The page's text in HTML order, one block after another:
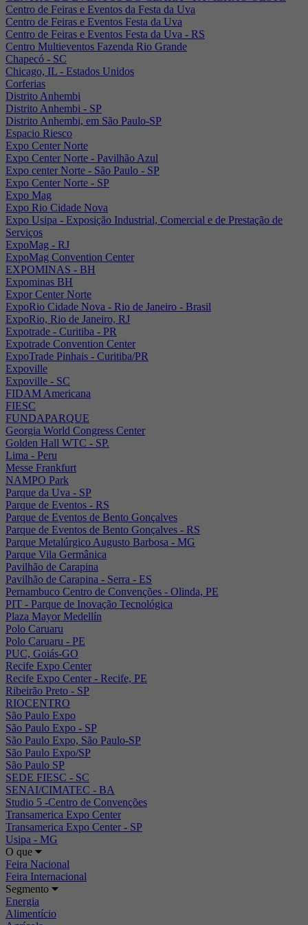
Centro de Feiras e Eventos da Festa da Uva
Centro de Feiras e Eventos Festa da Uva
Centro de Feiras e Eventos Festa da Uva - RS
Centro Multieventos Fazenda Rio Grande
Chapecó - SC
Chicago, IL - Estados Unidos
Corferias
Distrito Anhembi
Distrito Anhembi - SP
Distrito Anhembi, em São Paulo-SP
Espacio Riesco
Expo Center Norte
Expo Center Norte - Pavilhão Azul
Expo center Norte - São Paulo - SP
Expo Center Norte - SP
Expo Mag
Expo Rio Cidade Nova
Expo Usipa - Exposição Industrial, Comercial e de Prestação de
Serviços
ExpoMag - RJ
ExpoMag Convention Center
EXPOMINAS - BH
Expominas BH
Expor Center Norte
ExpoRio Cidade Nova - Rio de Janeiro - Brasil
ExpoRio, Rio de Janeiro, RJ
Expotrade - Curitiba - PR
Expotrade Convention Center
ExpoTrade Pinhais - Curitiba/PR
Expoville
Expoville - SC
FIDAM Americana
FIESC
FUNDAPARQUE
Georgia World Congress Center
Golden Hall WTC - SP.
Lima - Peru
Messe Frankfurt
NAMPO Park
Parque da Uva - SP
Parque de Eventos - RS
Parque de Eventos de Bento Gonçalves
Parque de Eventos de Bento Gonçalves - RS
Parque Metalúrgico Augusto Barbosa - MG
Parque Vila Germânica
Pavilhão de Carapina
Pavilhão de Carapina - Serra - ES
Pernambuco Centro de Convenções - Olinda, PE
PIT - Parque de Inovação Tecnológica
Plaza Mayor Medellín
Polo Caruaru
Polo Caruaru - PE
PUC, Goiás-GO
Recife Expo Center
Recife Expo Center - Recife, PE
Ribeirão Preto - SP
RIOCENTRO
São Paulo Expo
São Paulo Expo - SP
São Paulo Expo, São Paulo-SP
São Paulo Expo/SP
São Paulo SP
SEDE FIESC - SC
SENAI/CIMATEC - BA
Studio 5 -Centro de Convenções
Transamerica Expo Center
Transamerica Expo Center - SP
Usipa - MG
O que
Feira Nacional
Feira Internacional
Segmento
Energia
Alimentício